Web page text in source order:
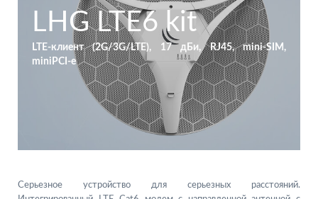
LHG LTE6 kit
LTE-клиент (2G/3G/LTE), 17 дБи, RJ45, mini-SIM,
miniPCI-e
Серьезное устройство для серьезных расстояний.